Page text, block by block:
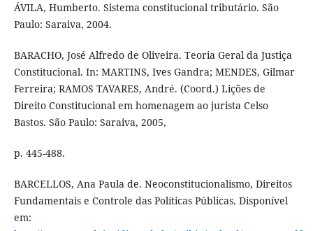
ÁVILA, Humberto. Sistema constitucional tributário. São
Paulo: Saraiva, 2004.
BARACHO, José Alfredo de Oliveira. Teoria Geral da Justiça
Constitucional. In: MARTINS, Ives Gandra; MENDES, Gilmar
Ferreira; RAMOS TAVARES, André. (Coord.) Lições de
Direito Constitucional em homenagem ao jurista Celso
Bastos. São Paulo: Saraiva, 2005,
p. 445-488.
BARCELLOS, Ana Paula de. Neoconstitucionalismo, Direitos
Fundamentais e Controle das Políticas Públicas. Disponível
em: